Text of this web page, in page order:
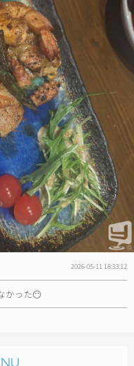
2026-05-11 18:33:12
かった😶